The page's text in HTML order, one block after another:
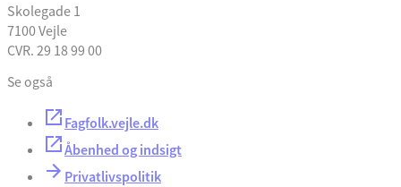
Skolegade 1
7100 Vejle
CVR. 29 18 99 00
Se også
Fagfolk.vejle.dk
Åbenhed og indsigt
Privatlivspolitik